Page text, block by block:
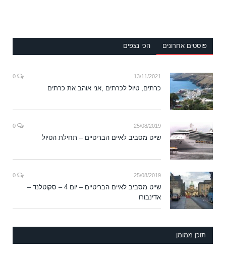
פוסטים אחרונים הכי נצפים
13/11/2021
כרתים, טיול לכרתים ,אני אוהב את כרתים
25/08/2019
שייט מסביב לאיים הבריטיים – תחילת הטיול
25/08/2019
שייט מסביב לאיים הבריטיים – יום 4 – סקוטלנד –
אדינבורו
תוכן ממומן